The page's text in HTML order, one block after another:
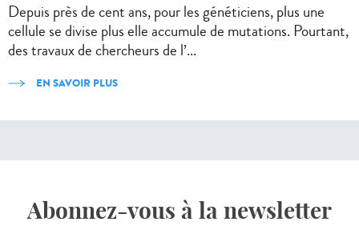
Depuis près de cent ans, pour les généticiens, plus une
cellule se divise plus elle accumule de mutations. Pourtant,
des travaux de chercheurs de l’...
EN SAVOIR PLUS
Abonnez-vous à la newsletter